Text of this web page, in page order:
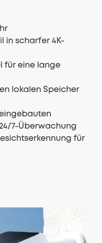
in scharfer 4K-
für eine lange
lokalen Speicher
7-Überwachung
für